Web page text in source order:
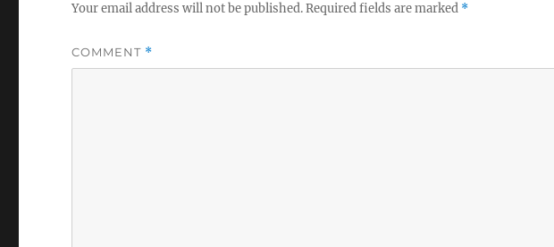
Your email address will not be published.Required fields are marked *
COMMENT *